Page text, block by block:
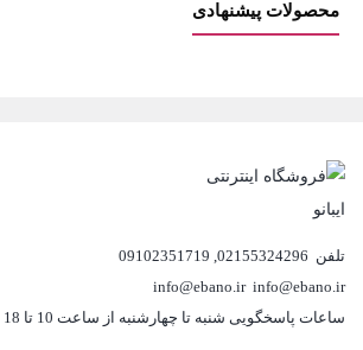
محصولات پیشنهادی
تلفن 02155324296
,
09102351719
info@ebano.ir
info@ebano.ir
ساعات پاسخگویی شنبه تا چهارشنبه از ساعت 10 تا 18